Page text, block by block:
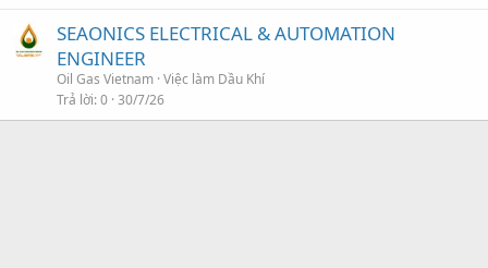
SEAONICS ELECTRICAL & AUTOMATION
ENGINEER
Oil Gas Vietnam Việc làm Dầu Khí
Trả lời 0 30/7/26